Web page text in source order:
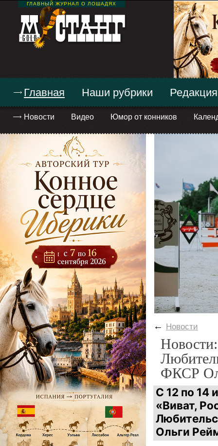
ГЛАВНЫЙ ЖУРНАЛ О ЛОШАДЯХ
Главная
Новости Видео Юмор от конников
Наши рубрики Редакция
← Новости
ФКСР
С 12 по 14
«Виват,
Ольги